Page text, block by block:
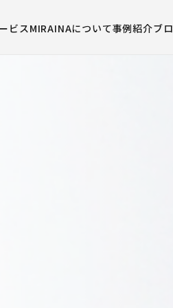
ビス MIRAINAについて事例紹介ブ